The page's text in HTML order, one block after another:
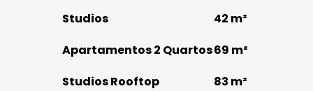
Studios
42 m²
Apartamentos 2 Quartos69 m²
Studios Rooftop
83 m²